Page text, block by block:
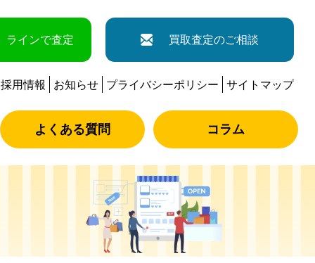
ラインで査定 買取査定のご相談
採用情報 お知らせ プライバシーポリシー サイトマップ
よくある質問 コラム